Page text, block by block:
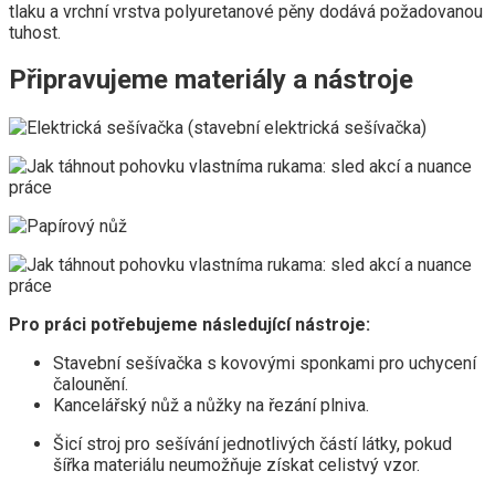
tlaku a vrchní vrstva polyuretanové pěny dodává požadovanou
tuhost.
Připravujeme materiály a nástroje
Pro práci potřebujeme následující nástroje:
Stavební sešívačka s kovovými sponkami pro uchycení
čalounění.
Kancelářský nůž a nůžky na řezání plniva.
Šicí stroj pro sešívání jednotlivých částí látky, pokud
šířka materiálu neumožňuje získat celistvý vzor.